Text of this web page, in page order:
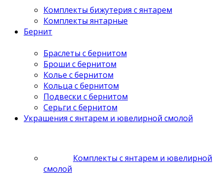
Комплекты бижутерия с янтарем
Комплекты янтарные
Бернит
Браслеты с бернитом
Броши с бернитом
Колье с бернитом
Кольца с бернитом
Подвески с бернитом
Серьги с бернитом
Украшения с янтарем и ювелирной смолой
Комплекты с янтарем и ювелирной
смолой